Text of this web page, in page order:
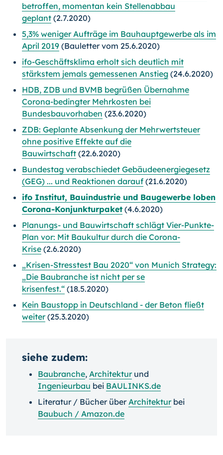
betroffen, momentan kein Stellenabbau
geplant (2.7.2020)
5,3% weniger Aufträge im Bauhauptgewerbe als im
April 2019 (Bauletter vom 25.6.2020)
ifo-Geschäftsklima erholt sich deutlich mit
stärkstem jemals gemessenen Anstieg (24.6.2020)
HDB, ZDB und BVMB begrüßen Übernahme
Corona-bedingter Mehrkosten bei
Bundesbauvorhaben (23.6.2020)
ZDB: Geplante Absenkung der Mehrwertsteuer
ohne positive Effekte auf die
Bauwirtschaft (22.6.2020)
Bundestag verabschiedet Gebäudeenergiegesetz
(GEG) ... und Reaktionen darauf (21.6.2020)
ifo Institut, Bauindustrie und Baugewerbe loben
Corona-Konjunkturpaket (4.6.2020)
Planungs- und Bauwirtschaft schlägt Vier-Punkte-
Plan vor: Mit Baukultur durch die Corona-
Krise (2.6.2020)
„Krisen-Stresstest Bau 2020“ von Munich Strategy:
„Die Baubranche ist nicht per se
krisenfest.“ (18.5.2020)
Kein Baustopp in Deutschland - der Beton fließt
weiter(25.3.2020)
siehe zudem:
Baubranche, Architekturund
Ingenieurbau bei BAULINKS.de
Literatur / Bücher überArchitekturbei
Baubuch / Amazon.de